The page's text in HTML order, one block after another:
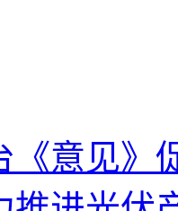
《意见》